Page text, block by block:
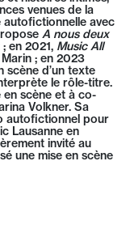
venues de la
autofictionnelle avec
A nous deux
en 2021, Music All
; en 2023
scène d’un texte
le rôle-titre.
en scène et à co-
Volkner. Sa
autofictionnel pour
Lausanne en
invité au
une mise en scène